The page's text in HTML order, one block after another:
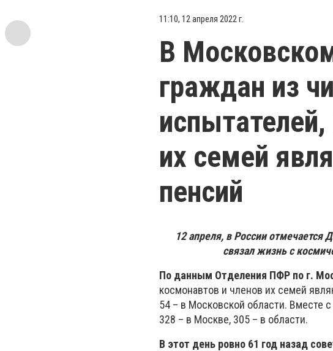
11:10, 12 апреля 2022 г.
В
граждан из
их семей
пенсий
12 апреля, в России отмечается
связал жизнь с
По данным Отделения ПФР по г.
космонавтов и членов их семей
54 – в Московской области. Вместе
328 – в Москве, 305 – в области.
В этот день ровно 61 год назад